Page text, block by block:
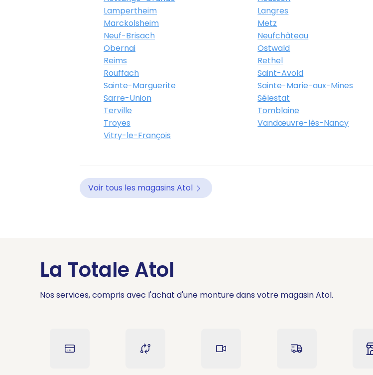
Lampertheim
Langres
Marckolsheim
Metz
Neuf-Brisach
Neufchâteau
Obernai
Ostwald
Reims
Rethel
Rouffach
Saint-Avold
Sainte-Marguerite
Sainte-Marie-aux-Mines
Sarre-Union
Sélestat
Terville
Tomblaine
Troyes
Vandœuvre-lès-Nancy
Vitry-le-François
Voir tous les magasins Atol
La Totale Atol
Nos services, compris avec l'achat d'une monture dans votre magasin Atol.